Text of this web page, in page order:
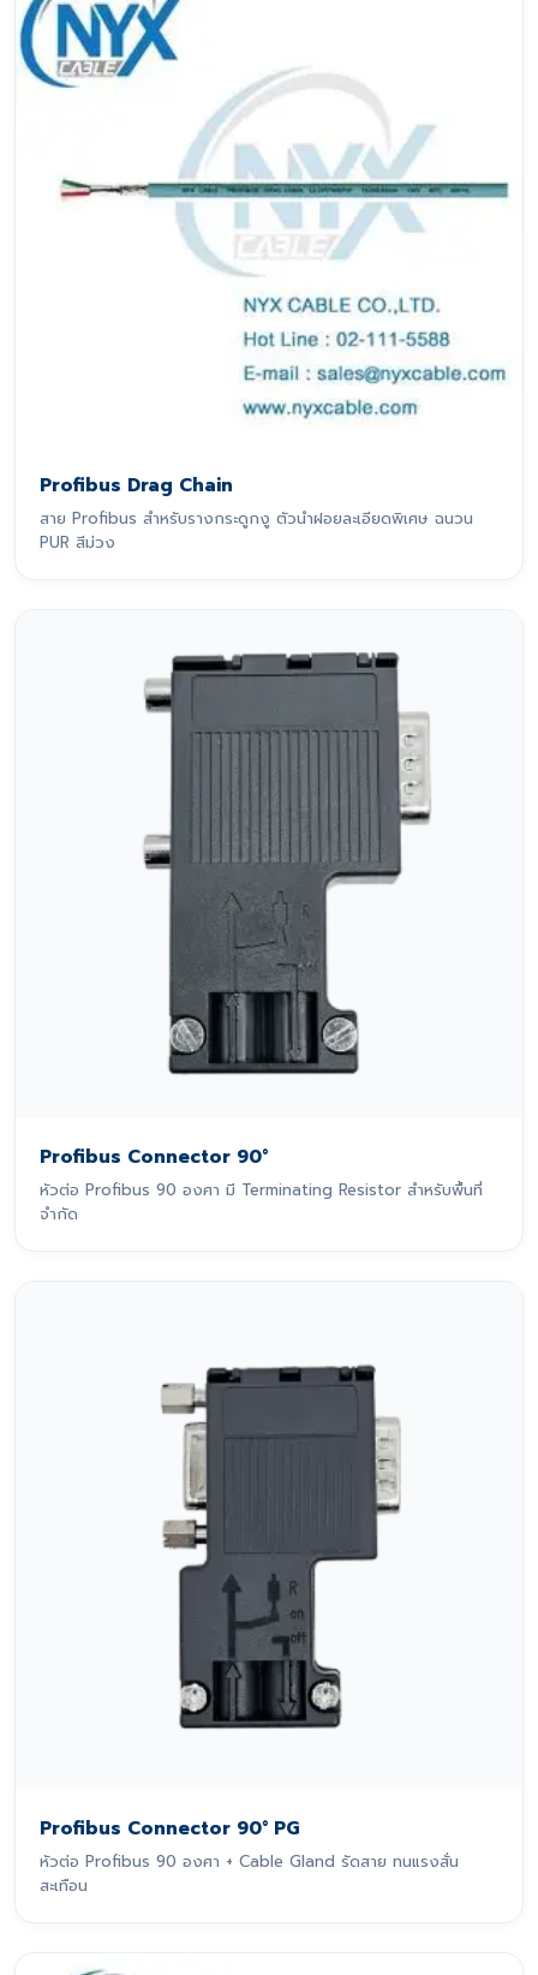
Profibus Drag Chain
สาย Profibus สำหรับรางกระดูกงู ตัวนำฝอยละเอียดพิเศษ ฉนวน
PUR สีม่วง
Profibus Connector 90°
หัวต่อ Profibus 90 องศา มี Terminating Resistor สำหรับพื้นที่
จำกัด
Profibus Connector 90° PG
หัวต่อ Profibus 90 องศา + Cable Gland รัดสาย ทนแรงสั่น
สะเทือน